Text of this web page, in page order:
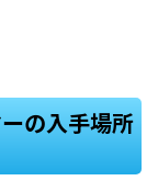
の入手場所